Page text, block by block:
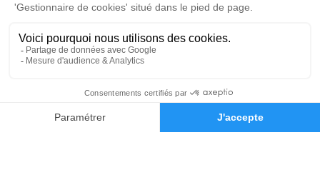
Demande de devis
Organiser des obsèques
Monuments funéraires
Services aux familles
Avis de décès
Demande de rendez-vous en
Politique de traitement des données personnelles
Politique d’utilisation des cookies